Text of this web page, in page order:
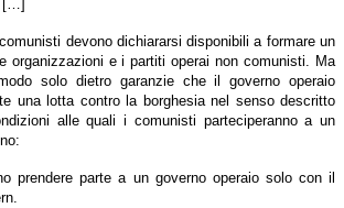
[…]
devono dichiararsi disponibili a formare un
organizzazioni e i partiti operai non comunisti. Ma
solo dietro garanzie che il governo operaio
una lotta contro la borghesia nel senso descritto
alle quali i comunisti parteciperanno a un
prendere parte a un governo operaio solo con il